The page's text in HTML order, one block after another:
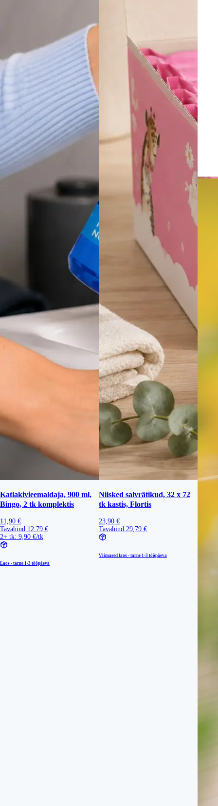
Katlakivieemaldaja, 900 ml,
Bingo, 2 tk komplektis
11,90 €
Tavahind:12,79 €
2+ tk: 9,90 €/tk
Laos - tarne 1-3 tööpäeva
Niisked salvrätikud, 32 x 72
tk kastis, Flortis
23,90 €
Tavahind:29,79 €
Viimased laos - tarne 1-3 tööpäeva